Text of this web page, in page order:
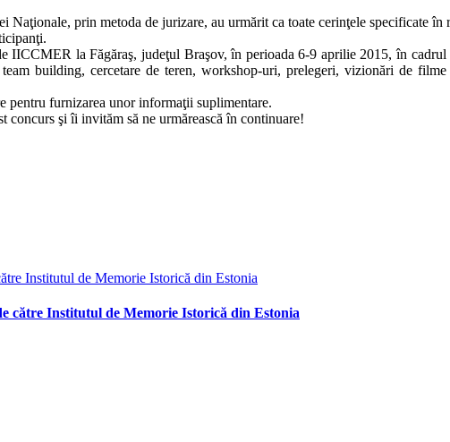
prin metoda de jurizare, au urmărit ca toate cerinţele specificate în
IICCMER la Făgăraş, judeţul Braşov, în perioada 6-9 aprilie 2015, în
building, cercetare de teren, workshop-uri, prelegeri, vizionări de
pentru furnizarea unor informaţii suplimentare.
şi îi invităm să ne urmărească în continuare!
către Institutul de Memorie Istorică din Estonia